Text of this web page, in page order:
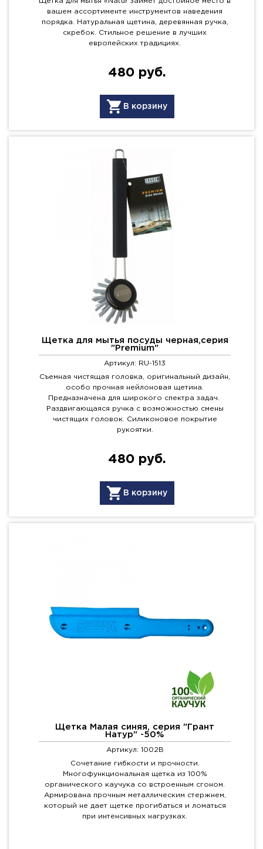
вашем ассортименте инструментов наведения
порядка. Натуральная щетина, деревянная ручка,
скребок. Стильное решение в лучших
европейских традициях.
480 руб.
В корзину
Щетка для мытья посуды черная,серия
"Premium"
Артикул: RU-1513
Съемная чистящая головка, оригинальный дизайн,
особо прочная нейлоновая щетина.
Предназначена для широкого спектра задач.
Раздвигающаяся ручка с возможностью смены
чистящих головок. Силиконовое покрытие
рукоятки.
480 руб.
В корзину
Щетка Малая синяя, серия "Грант
Натур" -50%
Артикул: 1002B
Сочетание гибкости и прочности.
Многофункциональная щетка из 100%
органического каучука со встроенным сгоном.
Армирована прочным металлическим стержнем,
который не дает щетке прогибаться и ломаться
при интенсивных нагрузках.